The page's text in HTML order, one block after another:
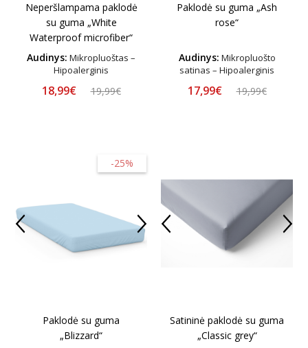
Neperšlampama paklodė
su guma „White
Waterproof microfiber“
Audinys: Mikropluoštas –
Hipoalerginis
18,99€ 19,99€
Paklodė su guma „Ash
rose“
Audinys: Mikropluošto
satinas – Hipoalerginis
17,99€ 19,99€
-25%
Paklodė su guma
„Blizzard“
Satininė paklodė su guma
„Classic grey“